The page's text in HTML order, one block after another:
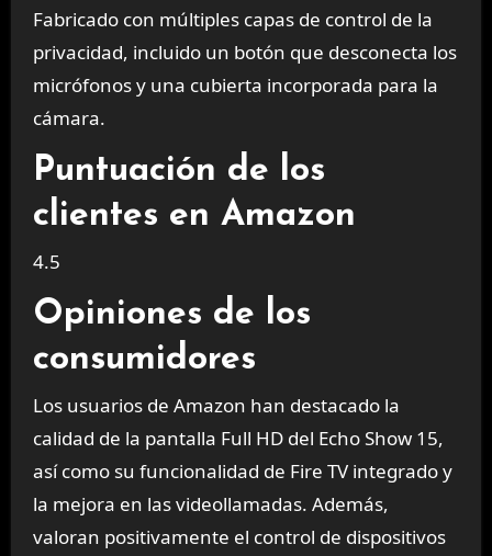
Fabricado con múltiples capas de control de la
privacidad, incluido un botón que desconecta los
micrófonos y una cubierta incorporada para la
cámara.
Puntuación de los
clientes en Amazon
4.5
Opiniones de los
consumidores
Los usuarios de Amazon han destacado la
calidad de la pantalla Full HD del Echo Show 15,
así como su funcionalidad de Fire TV integrado y
la mejora en las videollamadas. Además,
valoran positivamente el control de dispositivos